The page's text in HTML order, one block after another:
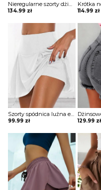
Nieregularne szorty dżinsowe z wysokim stanem i szerokimi nogawkami Mairit
134.99 zł 114.99 zł
Szorty spódnica luźna elastyczna falowana obcisła w talii krótkie obcisłe Louiza
99.99 zł 129.99 zł